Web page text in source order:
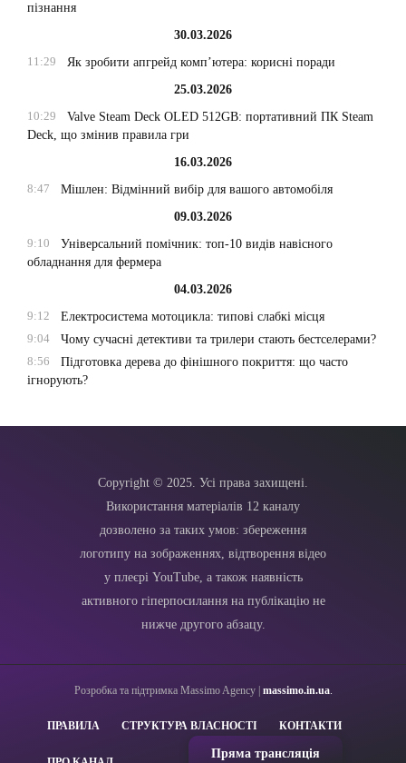
пізнання
30.03.2026
11:29
Як зробити апгрейд комп’ютера: корисні поради
25.03.2026
10:29
Valve Steam Deck OLED 512GB: портативний ПК Steam
Deck, що змінив правила гри
16.03.2026
8:47
Мішлен: Відмінний вибір для вашого автомобіля
09.03.2026
9:10
Універсальний помічник: топ-10 видів навісного
обладнання для фермера
04.03.2026
9:12
Електросистема мотоцикла: типові слабкі місця
9:04
Чому сучасні детективи та трилери стають бестселерами?
8:56
Підготовка дерева до фінішного покриття: що часто
ігнорують?
Copyright © 2025. Усі права захищені.
Використання матеріалів 12 каналу
дозволено за таких умов: збереження
логотипу на зображеннях, відтворення відео
у плеєрі YouTube, а також наявність
активного гіперпосилання на публікацію не
нижче другого абзацу.
Розробка та підтримка Massimo Agency | massimo.in.ua.
ПРАВИЛА СТРУКТУРА ВЛАСНОСТІ КОНТАКТИ
Пряма трансляція